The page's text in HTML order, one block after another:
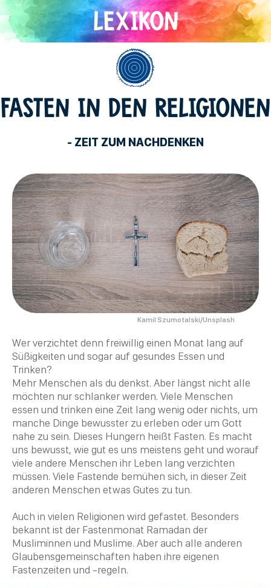
Direkt
zum
Inhalt
FASTEN IN DEN RELIGIONEN
- ZEIT ZUM NACHDENKEN
Kamil Szumotalski/Unsplash
Wer verzichtet denn freiwillig einen Monat lang auf
Süßigkeiten und sogar auf gesundes Essen und
Trinken?
Mehr Menschen als du denkst. Aber längst nicht alle
möchten nur schlanker werden. Viele Menschen
essen und trinken eine Zeit lang wenig oder nichts, um
manche Dinge bewusster zu erleben oder um Gott
nahe zu sein. Dieses Hungern heißt Fasten. Es macht
uns bewusst, wie gut es uns meistens geht und worauf
viele andere Menschen ihr Leben lang verzichten
müssen. Viele Fastende bemühen sich, in dieser Zeit
anderen Menschen etwas Gutes zu tun.
Auch in vielen Religionen wird gefastet. Besonders
bekannt ist der Fastenmonat Ramadan der
Musliminnen und Muslime. Aber auch alle anderen
Glaubensgemeinschaften haben ihre eigenen
Fastenzeiten und -regeln.